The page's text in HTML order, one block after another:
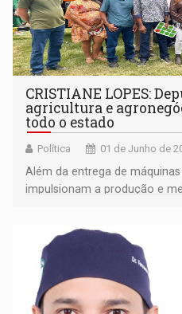
CRISTIANE LOPES:
agricultura e
todo o estado
Política 01 de Junho de
Além da entrega de
impulsionam a produção e